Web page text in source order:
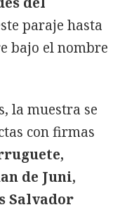
paraje hasta
bajo el nombre
la muestra se
con firmas
de Juni,
Salvador